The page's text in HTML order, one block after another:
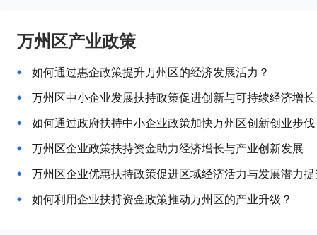
万州区产业政策
如何通过惠企政策提升万州区的经济发展活力？
万州区中小企业发展扶持政策促进创新与可持续经济增长
如何通过政府扶持中小企业政策加快万州区创新创业步
万州区企业政策扶持资金助力经济增长与产业创新发展
万州区企业优惠扶持政策促进区域经济活力与发展潜力
如何利用企业扶持资金政策推动万州区的产业升级？